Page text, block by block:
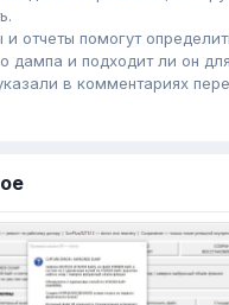
отчеты помогут
дампa и подходит ли он
в комментариях